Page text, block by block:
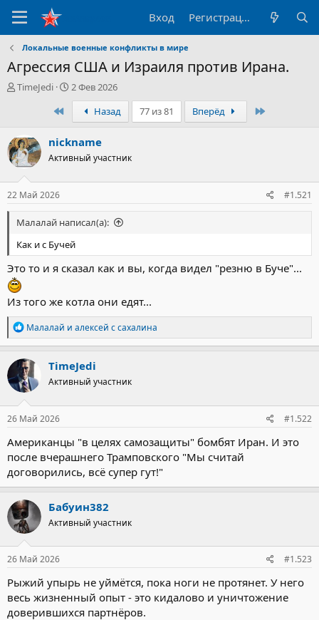
Вход Регистрация
Локальные военные конфликты в мире
Агрессия США и Израиля против Ирана.
А
р
т
е
м
ы
TimeJedi
Д
а
а
н
а
ч
2 Фев 2026
ПервыйНазад 77 из 81 Вперёд
nickname
Активный участник
22 Май 2026 #1.521
Малалай написал(а):
Как и с Бучей
Это то и я сказал как и вы, когда видел "резню в Буче"...
Из того же котла они едят...
Р
е
а
к
ц
и
и
:
Малалай и алексей с сахалина
TimeJedi
Активный участник
26 Май 2026 #1.522
Американцы "в целях самозащиты" бомбят Иран. И это
после вчерашнего Трамповского "Мы считай
договорились, всё супер гут!"
Бабуин382
Активный участник
26 Май 2026 #1.523
Рыжий упырь не уймётся, пока ноги не протянет. У него
весь жизненный опыт - это кидалово и уничтожение
доверившихся партнёров.